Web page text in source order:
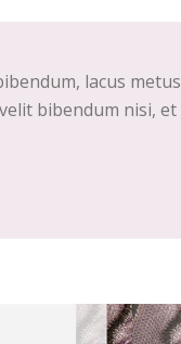
lacus metus
bibendum nisi, et